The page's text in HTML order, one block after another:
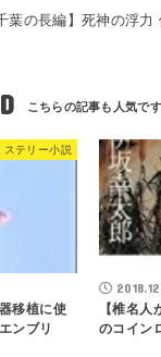
葉の長編】死神の浮力
ステリー小説
移植に使
ンブリ
【椎名
のコイン